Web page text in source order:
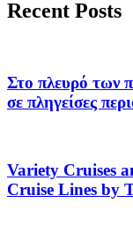
Recent Posts
Στο πλευρό των
σε πληγείσες
Variety Cruises
Cruise Lines by